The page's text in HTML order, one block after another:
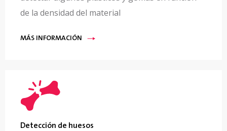
de la densidad del material
MÁS INFORMACIÓN
Detección de huesos